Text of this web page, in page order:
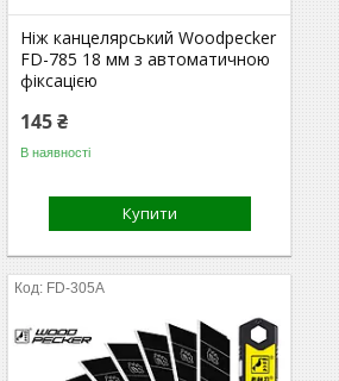
Ніж канцелярський Woodpecker
FD-785 18 мм з автоматичною
фіксацією
145 ₴
В наявності
Купити
FD-305A